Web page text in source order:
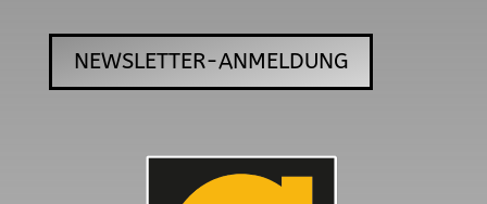
NEWSLETTER-ANMELDUNG